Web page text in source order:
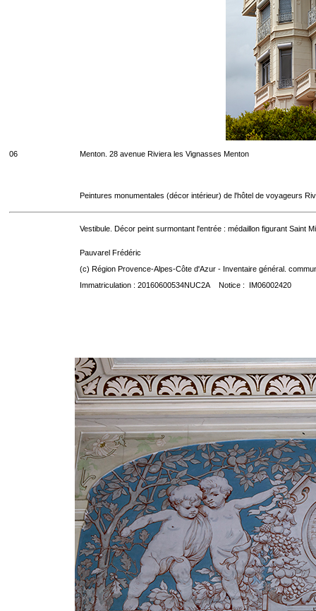
06 Menton. 28 avenue Riviera les Vignasses Menton
Peintures monumentales (décor intérieur) de l'hôtel de voyageurs
Vestibule. Décor peint surmontant l'entrée : médaillon figurant Saint
Pauvarel Frédéric
(c) Région Provence-Alpes-Côte d'Azur - Inventaire général.
Immatriculation : 20160600534NUC2A Notice : IM06002420